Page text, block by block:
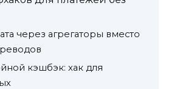
через агрегаторы вместо
кэшбэк: хак для